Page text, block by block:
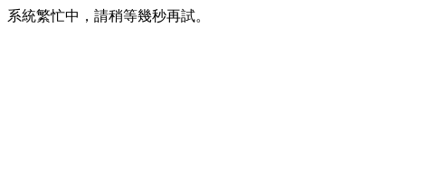
系統繁忙中，請稍等幾秒再試。